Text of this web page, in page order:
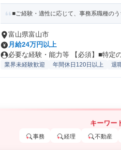
■ご経験・適性に応じて、事務系職種の
富山県富山市
月給24万円以上
必要な経験・能力等 【必須】■特定
業界未経験歓迎 年間休日120日以上 退
キーワー
事務 経理 不動産